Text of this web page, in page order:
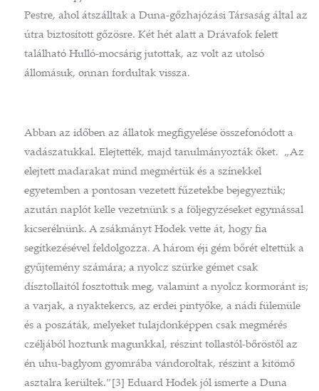
Pestre, ahol átszálltak a Duna-gőzhajózási Társaság által az
útra biztosított gőzösre. Két hét alatt a Drávafok felett
található Hulló-mocsárig jutottak, az volt az utolsó
állomásuk, onnan fordultak vissza.
Abban az időben az állatok megfigyelése összefonódott a
vadászatukkal. Elejtették, majd tanulmányozták őket. „Az
elejtett madarakat mind megmértük és a színekkel
egyetemben a pontosan vezetett fűzetekbe bejegyeztük;
azután naplót kelle vezetnünk s a följegyzéseket egymással
kicserélnünk. A zsákmányt Hodek vette át, hogy fia
segítkezésével feldolgozza. A három éji gém bőrét eltettük a
gyűjtemény számára; a nyolcz szürke gémet csak
dísztollaitól fosztottuk meg, valamint a nyolcz kormoránt is;
a varjak, a nyaktekercs, az erdei pintyőke, a nádi fülemüle
és a poszáták, melyeket tulajdonképpen csak megmérés
czéljából hoztunk magunkkal, részint tollastól-bőröstől az
én uhu-baglyom gyomrába vándoroltak, részint a kitömő
asztalra kerültek.”[3] Eduard Hodek jól ismerte a Duna